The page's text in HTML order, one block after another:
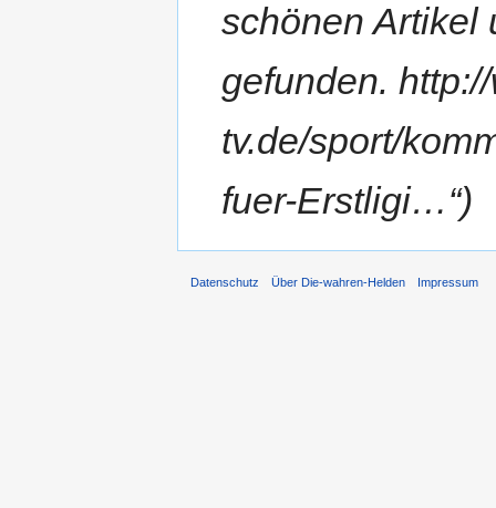
schönen Artikel
gefunden.
tv.de/sport/
fuer-Erstligi…“)
Datenschutz Über Die-wahren-Helden Impressum